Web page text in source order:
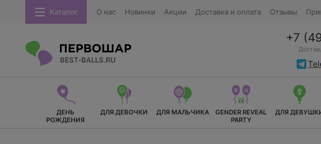
Каталог О нас Новинки Акции Доставка и оплата Отзывы
+7
ДЕНЬ
РОЖДЕНИЯ
ДЛЯ ДЕВОЧКИ ДЛЯ МАЛЬЧИКА
GENDER REVEAL
PARTY
ДЛЯ